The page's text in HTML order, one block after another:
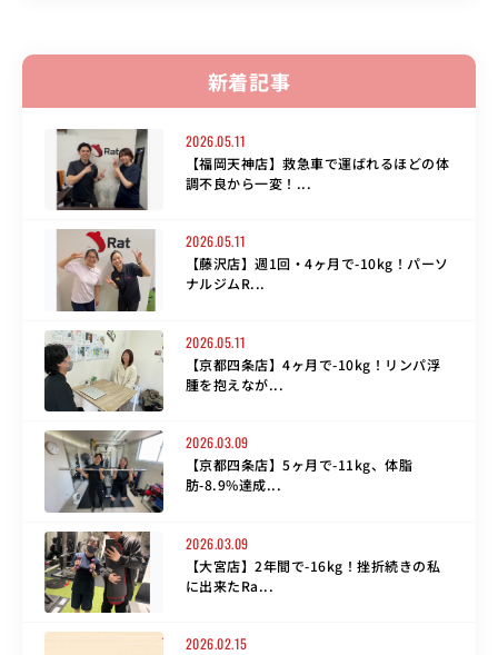
新着記事
2026.05.11
【福岡天神店】救急車で運ばれるほどの体
調不良から一変！...
2026.05.11
【藤沢店】週1回・4ヶ月で-10kg！パーソ
ナルジムR...
2026.05.11
【京都四条店】4ヶ月で-10kg！リンパ浮
腫を抱えなが...
2026.03.09
【京都四条店】5ヶ月で-11kg、体脂
肪-8.9%達成...
2026.03.09
【大宮店】2年間で-16kg！挫折続きの私
に出来たRa...
2026.02.15